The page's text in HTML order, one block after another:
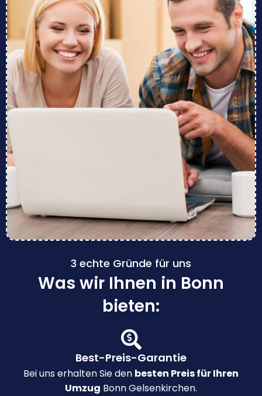
3 echte Gründe für uns
Was wir Ihnen in Bonn
bieten:
Best-Preis-Garantie
Bei uns erhalten Sie den besten Preis für Ihren
Umzug Bonn Gelsenkirchen.